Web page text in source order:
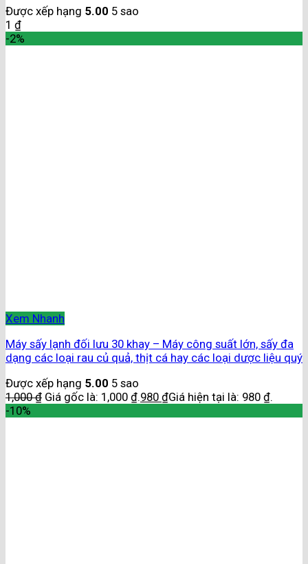
Được xếp hạng 5.00 5 sao
1 ₫
-2%
Xem Nhanh
Máy sấy lạnh đối lưu 30 khay – Máy công suất lớn, sấy đa
dạng các loại rau củ quả, thịt cá hay các loại dược liệu quý
Được xếp hạng 5.00 5 sao
1,000₫ Giá gốc là: 1,000 ₫.980 ₫Giá hiện tại là: 980 ₫.
-10%